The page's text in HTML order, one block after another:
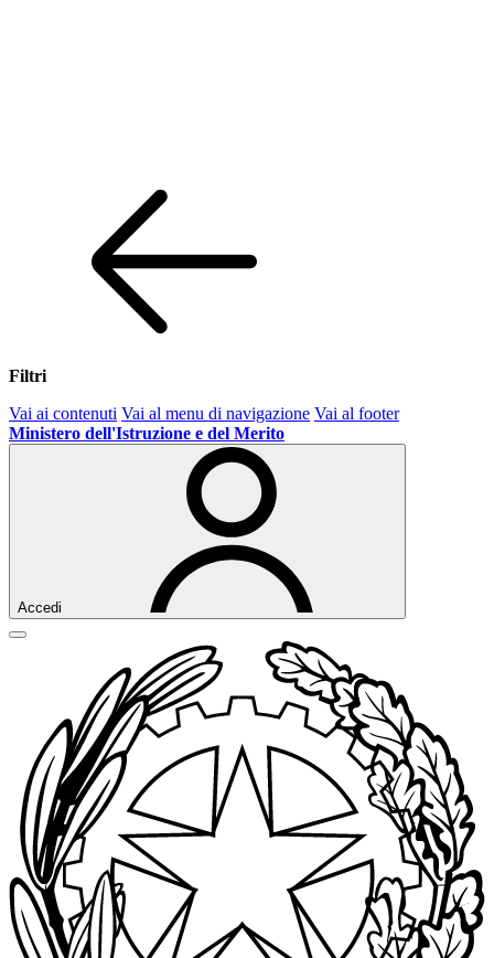
Filtri
Vai ai contenuti Vai al menu di navigazione Vai al footer
Ministero dell'Istruzione e del Merito
Accedi